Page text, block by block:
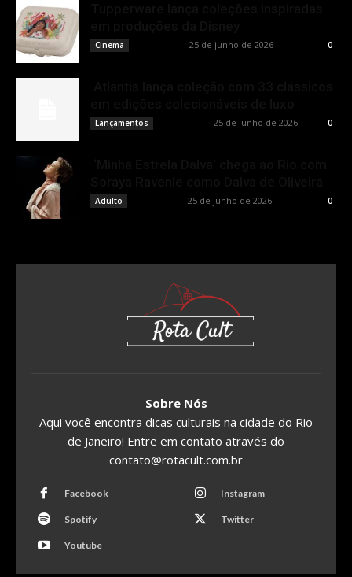
Cinema - 25 de junho de 2026 0
Lançamentos - 25 de junho de 2026 0
Adulto - 25 de junho de 2026 0
Sobre Nós
Aqui você encontra dicas culturais na cidade do Rio
de Janeiro! Entre em contato através do
contato@rotacult.com.br
Facebook Instagram
Spotify Twitter
Youtube